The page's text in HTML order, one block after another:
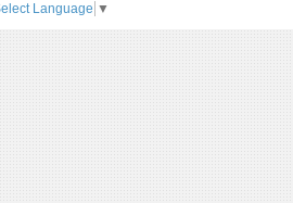
Language ▼